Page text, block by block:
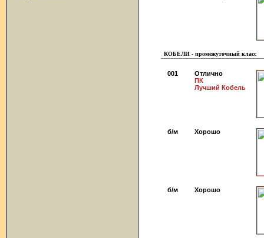
КОБЕЛИ - промежуточный класс
001
Отлично
ПК
Лучший Кобель
б/м Хорошо
б/м Хорошо